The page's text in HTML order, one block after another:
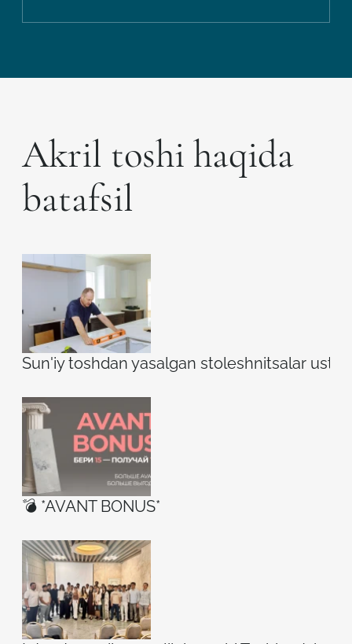
Akril toshi haqida
batafsil
Sun'iy toshdan yasalgan stoleshnitsalar
💣 *AVANT BONUS*